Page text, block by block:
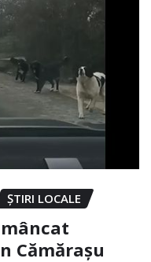
ȘTIRI LOCALE
mâncat
Cămărașu